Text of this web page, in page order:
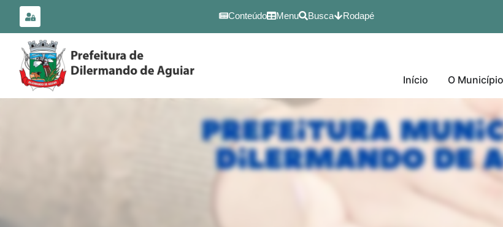
conteúdo
Conteúdo Menu Busca Rodapé
Início O Município